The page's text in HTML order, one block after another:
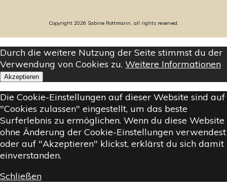
Copyright 2026 Sabine Rottmann, all rights reserved.
Durch die weitere Nutzung der Seite stimmst du der
Verwendung von Cookies zu. Weitere Informationen
Akzeptieren
Die Cookie-Einstellungen auf dieser Website sind auf
"Cookies zulassen" eingestellt, um das beste
Surferlebnis zu ermöglichen. Wenn du diese Website
ohne Änderung der Cookie-Einstellungen verwendest
oder auf "Akzeptieren" klickst, erklärst du sich damit
einverstanden.
Schließen